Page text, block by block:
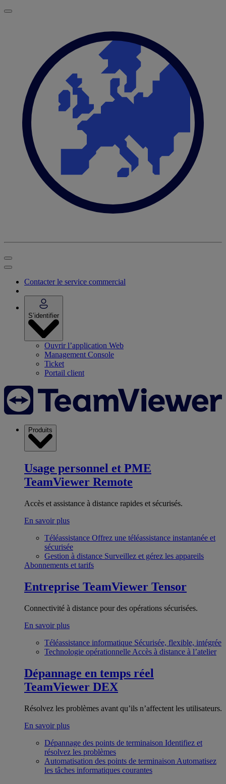
Contacter le service commercial
S’identifier
Ouvrir l’application Web
Management Console
Ticket
Portail client
Produits
Usage personnel et PME
TeamViewer Remote
Accès et assistance à distance rapides et sécurisés.
En savoir plus
Téléassistance Offrez une téléassistance instantanée et
sécurisée
Gestion à distance Surveillez et gérez les appareils
Abonnements et tarifs
Entreprise TeamViewer Tensor
Connectivité à distance pour des opérations sécurisées.
En savoir plus
Téléassistance informatique Sécurisée, flexible, intégrée
Technologie opérationnelle Accès à distance à l’atelier
Dépannage en temps réel
TeamViewer DEX
Résolvez les problèmes avant qu’ils n’affectent les utilisateurs.
En savoir plus
Dépannage des points de terminaison Identifiez et
résolvez les problèmes
Automatisation des points de terminaison Automatisez
les tâches informatiques courantes